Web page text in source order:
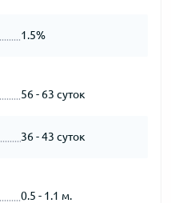
1.5%
56 - 63 суток
36 - 43 суток
0.5 - 1.1 м.